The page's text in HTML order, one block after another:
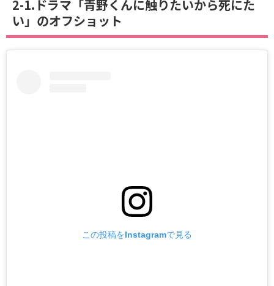
2-1.ドラマ「青野くんに触りたいから死にた
い」のオフショット
この投稿をInstagramで見る